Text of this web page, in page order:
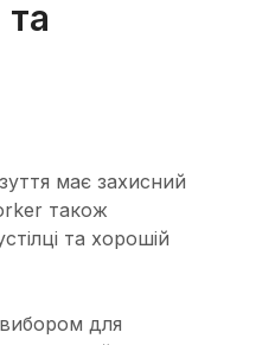
має захисний
також
та хорошій
для